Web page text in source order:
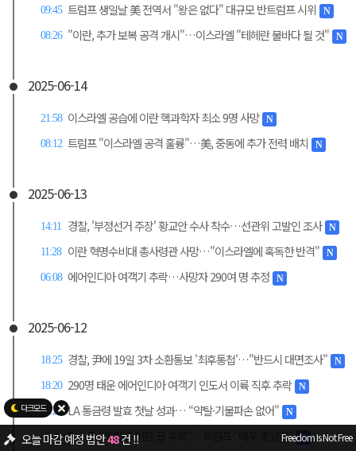
09:45 트럼프 생일날 美 전역서 "왕은 없다" 대규모 반트럼프 시위 N
08:26 "이란, 추가 보복 공격 개시"…이스라엘 "테헤란 불바다 될 것" N
2025-06-14
21:58 이스라엘 공습에 이란 핵과학자 최소 9명 사망 N
08:12 트럼프 "이스라엘 공격 훌륭"…美, 중동에 추가 전력 배치 N
2025-06-13
14:11 경찰, '부정선거 주장' 황교안 수사 착수…선관위 고발인 조사 N
11:28 이란 혁명수비대 총사령관 사망…"이스라엘에 혹독한 반격" N
06:08 에어인디아 여객기 추락…사망자 290여 명 추정 N
2025-06-12
18:25 경찰, 尹에 19일 3차 소환통보 '최후통첩'…"반드시 대면조사" N
18:20 290명 태운 에어인디아 여객기 인도서 이륙 직후 추락 N
07:20 LA 통금령 발효 첫날 성과… “약탈·기물파손 없어" N
05:32 머스크 "트럼프 비판 글 후회"…트럼프 "매우 좋았다" N
뉴스/소식 - 그놈 취임 1년...업적중 하나...전통시장 방문 24회..청와대발표